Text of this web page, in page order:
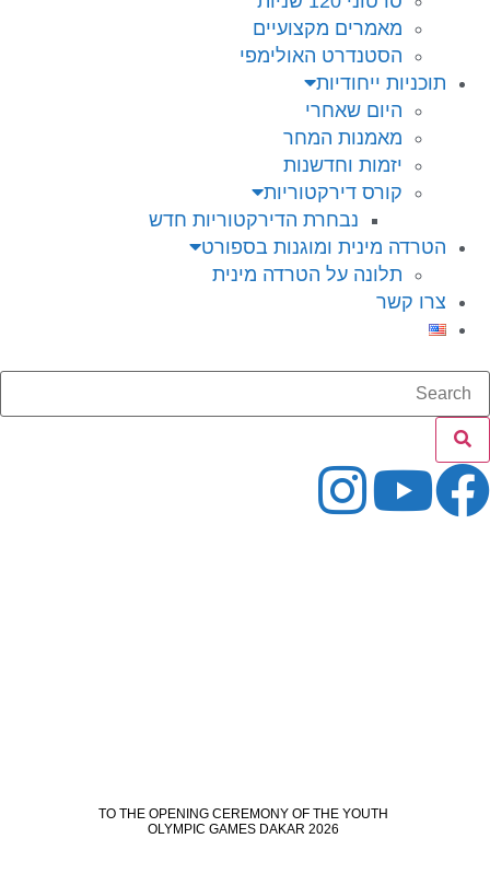
מאמרים מקצועיים
הסטנדרט האולימפי
תוכניות ייחודיות
היום שאחרי
מאמנות המחר
יזמות וחדשנות
קורס דירקטוריות
נבחרת הדירקטוריות חדש
הטרדה מינית ומוגנות בספורט
תלונה על הטרדה מינית
צרו קשר